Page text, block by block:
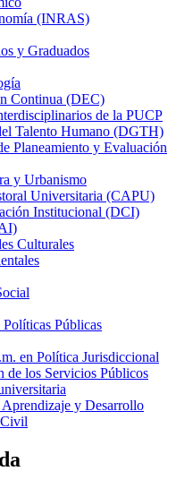
(INRAS)
y Graduados
Continua (DEC)
de la PUCP
Talento Humano (DGTH)
Planeamiento y Evaluación
y Urbanismo
Universitaria (CAPU)
Institucional (DCI)
Culturales
Públicas
en Política Jurisdiccional
de los Servicios Públicos
y Desarrollo